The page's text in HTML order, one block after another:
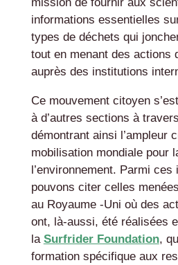
informations essentielles
types de déchets qui
tout en menant des actions
auprès des institutions
Ce mouvement citoyen
à d’autres sections à
démontrant ainsi l’ampleur
mobilisation mondiale pour
l’environnement. Parmi
pouvons citer celles
au Royaume -Uni où des
ont, là-aussi, été réalisées
la Surfrider Foundation,
formation spécifique aux